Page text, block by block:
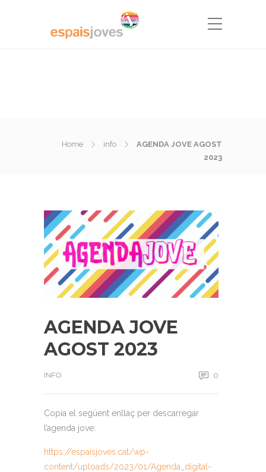
Home info
AGENDA JOVE AGOST
2023
AGENDA JOVE
AGOST 2023
INFO 0
Copia el següent enllaç per descarregar
l’agenda jove:
https://espaisjoves.cat/wp-
content/uploads/2023/01/Agenda_digital-